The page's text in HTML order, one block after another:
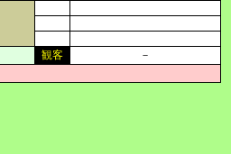
観客
－